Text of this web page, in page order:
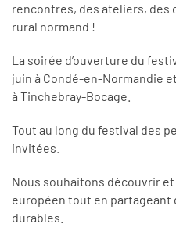
rencontres, des ateliers, des
rural normand !
La soirée d’ouverture du
juin à Condé-en-Normandie
à Tinchebray-Bocage.
Tout au long du festival des
invitées.
Nous souhaitons découvrir
européen tout en partageant
durables.